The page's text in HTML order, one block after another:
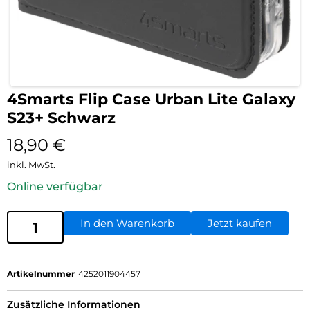
4Smarts Flip Case Urban Lite Galaxy
S23+ Schwarz
18,90 €
inkl. MwSt.
Online verfügbar
In den Warenkorb Jetzt kaufen
Artikelnummer 4252011904457
Zusätzliche Informationen